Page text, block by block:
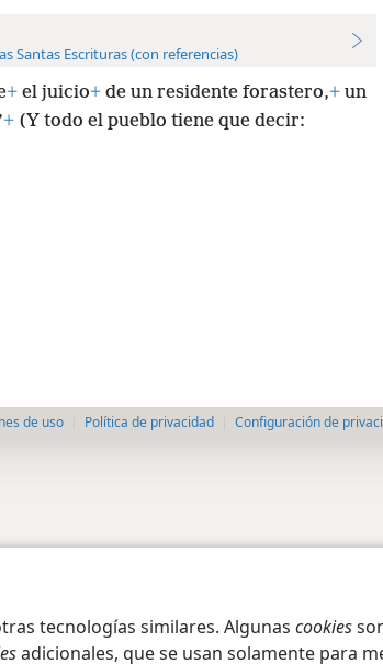
tecnologías similares. Algunas cookies
adicionales, que se usan solamente para
Santas Escrituras (con referencias)
+el juicio+de un residente forastero,+un
+(Y todo el pueblo tiene que decir:
de uso Política de privacidad Configuración de